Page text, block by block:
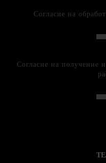
Согласие на
Согласие на получение